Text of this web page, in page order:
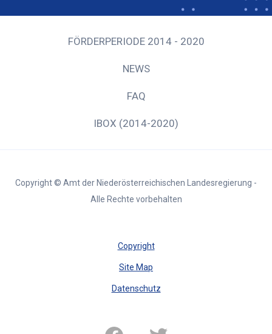
FÖRDERPERIODE 2014 - 2020
NEWS
FAQ
IBOX (2014-2020)
Copyright © Amt der Niederösterreichischen Landesregierung -
Alle Rechte vorbehalten
Copyright
Site Map
Datenschutz